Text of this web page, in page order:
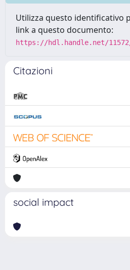
Utilizza questo identificativo
link a questo documento:
https://hdl.handle.net/
Citazioni
social impact